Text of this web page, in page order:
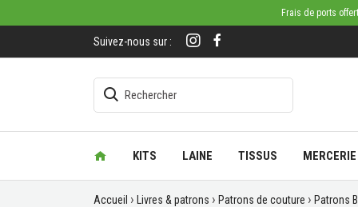
Frais de ports
Suivez-nous sur :
KITS LAINE TISSUS MERCERIE
Accueil Livres & patrons Patrons de couture Patrons